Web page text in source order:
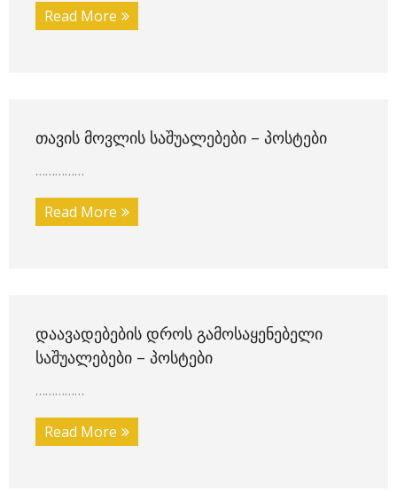
Read More
ᲗᲐᲕᲘᲡ ᲛᲝᲕᲚᲘᲡ ᲡᲐᲨᲣᲐᲚᲔᲑᲔᲑᲘ – ᲞᲝᲡᲢᲔᲑᲘ
……………
Read More
ᲓᲐᲐᲕᲐᲓᲔᲑᲔᲑᲘᲡ ᲓᲠᲝᲡ ᲒᲐᲛᲝᲡᲐᲧᲔᲜᲔᲑᲔᲚᲘ
ᲡᲐᲨᲣᲐᲚᲔᲑᲔᲑᲘ – ᲞᲝᲡᲢᲔᲑᲘ
……………
Read More